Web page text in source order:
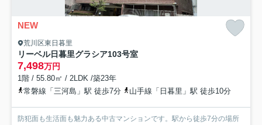
NEW
荒川区東日暮里
リーベル日暮里グラシア103号室
7,498万円
1階 / 55.80㎡ / 2LDK /築23年
常磐線「三河島」駅 徒歩7分
山手線「日暮里」駅 徒歩10分
防犯面も生活面も魅力ある中古マンションです。駅から徒歩7分の場所